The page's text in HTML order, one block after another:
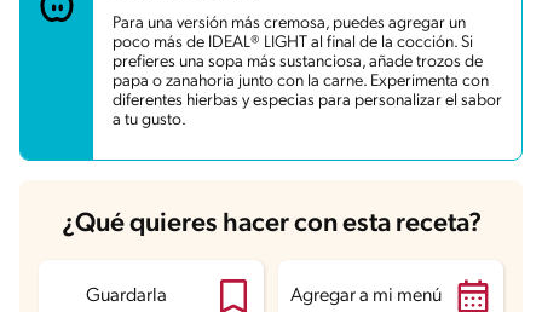
Para una versión más cremosa, puedes agregar un
poco más de IDEAL® LIGHT al final de la cocción. Si
prefieres una sopa más sustanciosa, añade trozos de
papa o zanahoria junto con la carne. Experimenta con
diferentes hierbas y especias para personalizar el sabor
a tu gusto.
¿Qué quieres hacer con esta receta?
Guardarla Agregar a mi menú